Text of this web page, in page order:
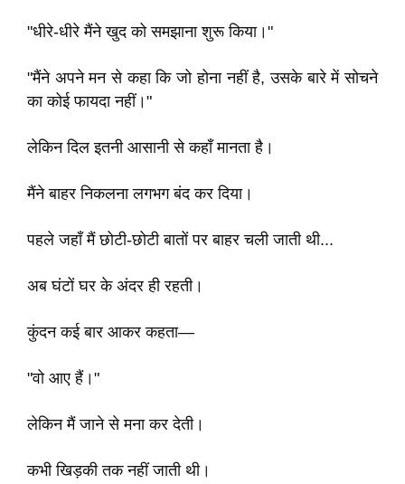
"धीरे-धीरे मैंने खुद को समझाना शुरू किया।"
"मैंने अपने मन से कहा कि जो होना नहीं है, उसके बारे में सोचने
का कोई फायदा नहीं।"
लेकिन दिल इतनी आसानी से कहाँ मानता है।
मैंने बाहर निकलना लगभग बंद कर दिया।
पहले जहाँ मैं छोटी-छोटी बातों पर बाहर चली जाती थी...
अब घंटों घर के अंदर ही रहती।
कुंदन कई बार आकर कहता—
"वो आए हैं।"
लेकिन मैं जाने से मना कर देती।
कभी खिड़की तक नहीं जाती थी।